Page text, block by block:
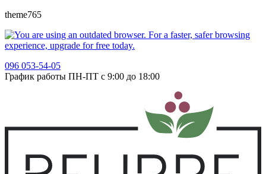
theme765
096 053-54-05
График работы ПН-ПТ с 9:00 до 18:00